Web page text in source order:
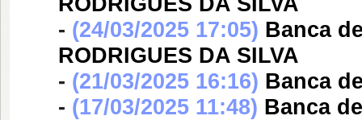
- (24/03/2025 17:05) Banca
RODRIGUES DA SILVA
- (21/03/2025 16:16) Banca
- (17/03/2025 11:48) Banca